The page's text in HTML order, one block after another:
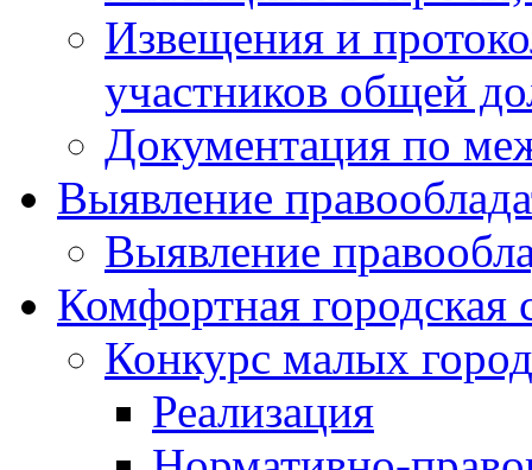
Извещения и
участников общей
Документация по
Выявление
Выявление
Комфортная городская
Конкурс малых
Реализация